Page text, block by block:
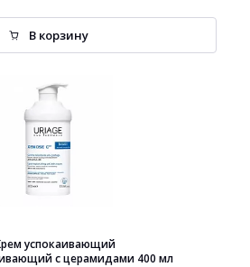
В корзину
успокаивающий
с церамидами 400 мл